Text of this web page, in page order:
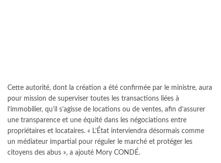
Cette autorité, dont la création a été confirmée par le ministre, aura
pour mission de superviser toutes les transactions liées à
l’immobilier, qu’il s’agisse de locations ou de ventes, afin d’assurer
une transparence et une équité dans les négociations entre
propriétaires et locataires. « L’État interviendra désormais comme
un médiateur impartial pour réguler le marché et protéger les
citoyens des abus », a ajouté Mory CONDÉ.